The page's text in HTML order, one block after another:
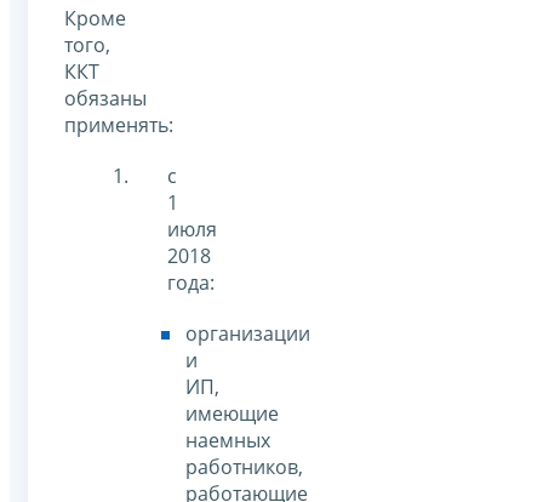
Кроме
того,
ККТ
обязаны
применять:
с
1
июля
2018
года:
организации
и
ИП,
имеющие
наемных
работников,
работающие